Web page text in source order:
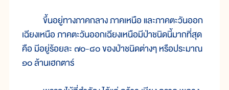
ขึ้นอยู่ทางภาคกลาง ภาคเหนือ และภาคตะวันออก
เฉียงเหนือ ภาคตะวันออกเฉียงเหนือมีป่าชนิดนี้มากที่สุด
คือ มีอยู่ร้อยละ ๗๐-๘๐ ของป่าชนิดต่างๆ หรือประมาณ
๑๐ ล้านเฮกตาร์